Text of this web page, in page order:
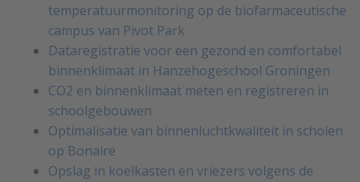
temperatuurmonitoring op de biofarmaceutische
campus van Pivot Park
Dataregistratie voor een gezond en comfortabel
binnenklimaat in Hanzehogeschool Groningen
CO2 en binnenklimaat meten en registreren in
schoolgebouwen
Optimalisatie van binnenluchtkwaliteit in scholen
op Bonaire
Opslag in koelkasten en vriezers volgens de